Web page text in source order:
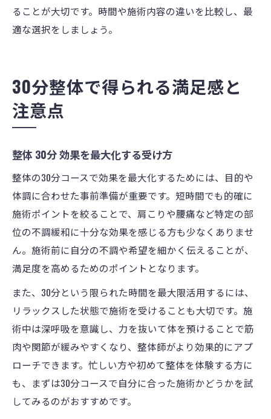
ることが大切です。時間や施術内容の違いを比較し、最
適な選択をしましょう。
30分整体で得られる満足感と
注意点
整体 30分 効果を最大化する受け方
整体の30分コースで効果を最大化するためには、目的や
体調に合わせた事前準備が重要です。短時間でも的確に
施術ポイントを絞ることで、肩こりや腰痛など特定の部
位の不調緩和に十分な効果を感じる方も少なくありませ
ん。施術前に自分の不調や希望を細かく伝えることが、
満足度を高めるためのポイントとなります。
また、30分という限られた時間を最大限活用するには、
リラックスした状態で施術を受けることも大切です。施
術中は深呼吸を意識し、力を抜いて体を預けることで筋
肉や関節が緩みやすくなり、整体師がより効果的にアプ
ローチできます。忙しい方や初めて整体を体験する方に
も、まずは30分コースで自分に合った施術かどうかを試
してみるのがおすすめです。